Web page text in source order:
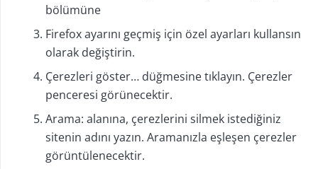
bölümüne
Firefox ayarını geçmiş için özel ayarları kullansın
olarak değiştirin.
Çerezleri göster… düğmesine tıklayın. Çerezler
penceresi görünecektir.
Arama: alanına, çerezlerini silmek istediğiniz
sitenin adını yazın. Aramanızla eşleşen çerezler
görüntülenecektir.